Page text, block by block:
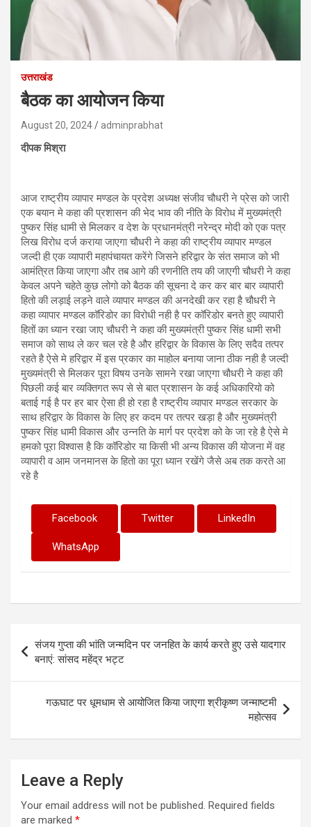
उत्तराखंड
बैठक का आयोजन किया
August 20, 2024 adminprabhat
दीपक मिश्रा
आज राष्ट्रीय व्यापार मण्डल के प्रदेश अध्यक्ष संजीव चौधरी ने प्रेस को जारी
एक बयान मे कहा की प्रशासन की भेद भाव की नीति के विरोध में मुख्यमंत्री
पुष्कर सिंह धामी से मिलकर व देश के प्रधानमंत्री नरेन्द्र मोदी को एक पत्र
लिख विरोध दर्ज कराया जाएगा चौधरी ने कहा की राष्ट्रीय व्यापार मण्डल
जल्दी ही एक व्यापारी महापंचायत करेंगे जिसने हरिद्वार के संत समाज को भी
आमंत्रित किया जाएगा और तब आगे की रणनीति तय की जाएगी चौधरी ने कहा
केवल अपने चहेते कुछ लोगो को बैठक की सूचना दे कर कर बार बार व्यापारी
हितो की लड़ाई लड़ने वाले व्यापार मण्डल की अनदेखी कर रहा है चौधरी ने
कहा व्यापार मण्डल कॉरिडोर का विरोधी नही है पर कॉरिडोर बनते हुए व्यापारी
हितों का ध्यान रखा जाए चौधरी ने कहा की मुख्यमंत्री पुष्कर सिंह धामी सभी
समाज को साथ ले कर चल रहे है और हरिद्वार के विकास के लिए सदैव तत्पर
रहते है ऐसे मे हरिद्वार में इस प्रकार का माहोल बनाया जाना ठीक नही है जल्दी
मुख्यमंत्री से मिलकर पूरा विषय उनके सामने रखा जाएगा चौधरी ने कहा की
पिछली कई बार व्यक्तिगत रूप से से बात प्रशासन के कई अधिकारियो को
बताई गई है पर हर बार ऐसा ही हो रहा है राष्ट्रीय व्यापार मण्डल सरकार के
साथ हरिद्वार के विकास के लिए हर कदम पर तत्पर खड़ा है और मुख्यमंत्री
पुष्कर सिंह धामी विकास और उन्नति के मार्ग पर प्रदेश को के जा रहे है ऐसे मे
हमको पूरा विश्वास है कि कॉरिडोर या किसी भी अन्य विकास की योजना में वह
व्यापारी व आम जनमानस के हितो का पूरा ध्यान रखेंगे जैसे अब तक करते आ
रहे है
Facebook Twitter LinkedIn
WhatsApp
navigation
संजय गुप्ता की भांति जन्मदिन पर जनहित के कार्य करते हुए उसे यादगार
बनाएं: सांसद महेंद्र भट्ट
गऊघाट पर धूमधाम से आयोजित किया जाएगा श्रीकृष्ण जन्माष्टमी
महोत्सव
Leave a Reply
Your email address will not be published. Required fields
are marked *